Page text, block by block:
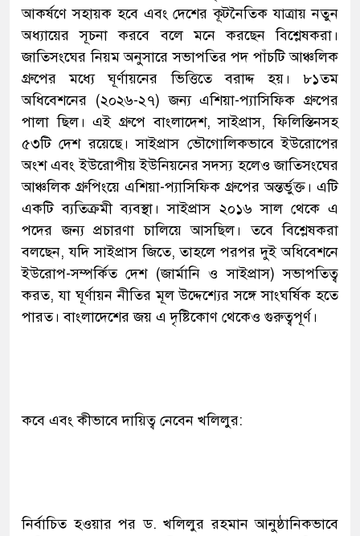
আকর্ষণে সহায়ক হবে এবং দেশের কূটনৈতিক যাত্রায় নতুন
অধ্যায়ের সূচনা করবে বলে মনে করছেন বিশ্লেষকরা।
জাতিসংঘের নিয়ম অনুসারে সভাপতির পদ পাঁচটি আঞ্চলিক
গ্রুপের মধ্যে ঘূর্ণায়নের ভিত্তিতে বরাদ্দ হয়। ৮১তম
অধিবেশনের (২০২৬-২৭) জন্য এশিয়া-প্যাসিফিক গ্রুপের
পালা ছিল। এই গ্রুপে বাংলাদেশ, সাইপ্রাস, ফিলিস্তিনসহ
৫৩টি দেশ রয়েছে। সাইপ্রাস ভৌগোলিকভাবে ইউরোপের
অংশ এবং ইউরোপীয় ইউনিয়নের সদস্য হলেও জাতিসংঘের
আঞ্চলিক গ্রুপিংয়ে এশিয়া-প্যাসিফিক গ্রুপের অন্তর্ভুক্ত। এটি
একটি ব্যতিক্রমী ব্যবস্থা। সাইপ্রাস ২০১৬ সাল থেকে এ
পদের জন্য প্রচারণা চালিয়ে আসছিল। তবে বিশ্লেষকরা
বলছেন, যদি সাইপ্রাস জিতে, তাহলে পরপর দুই অধিবেশনে
ইউরোপ-সম্পর্কিত দেশ (জার্মানি ও সাইপ্রাস) সভাপতিত্ব
করত, যা ঘূর্ণায়ন নীতির মূল উদ্দেশ্যের সঙ্গে সাংঘর্ষিক হতে
পারত। বাংলাদেশের জয় এ দৃষ্টিকোণ থেকেও গুরুত্বপূর্ণ।
কবে এবং কীভাবে দায়িত্ব নেবেন খলিলুর:
নির্বাচিত হওয়ার পর ড. খলিলুর রহমান আনুষ্ঠানিকভাবে